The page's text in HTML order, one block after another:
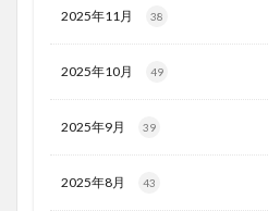
2025年11月 38
2025年10月 49
2025年9月 39
2025年8月 43